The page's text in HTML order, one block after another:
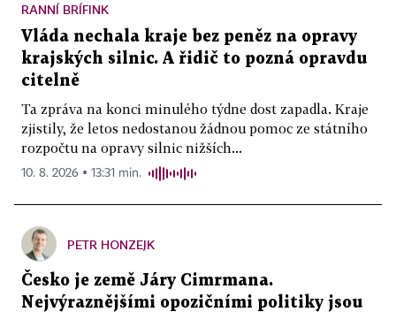
RANNÍ BRÍFINK
Vláda nechala kraje bez peněz na opravy
krajských silnic. A řidič to pozná opravdu
citelně
Ta zpráva na konci minulého týdne dost zapadla. Kraje
zjistily, že letos nedostanou žádnou pomoc ze státního
rozpočtu na opravy silnic nižších...
10. 8. 2026 ▪ 13:31 min.
PETR HONZEJK
Česko je země Járy Cimrmana.
Nejvýraznějšími opozičními politiky jsou